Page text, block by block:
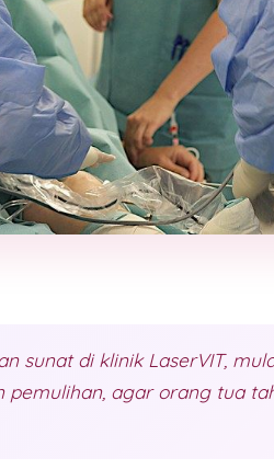
sunat di klinik LaserVIT,
pemulihan, agar orang tua